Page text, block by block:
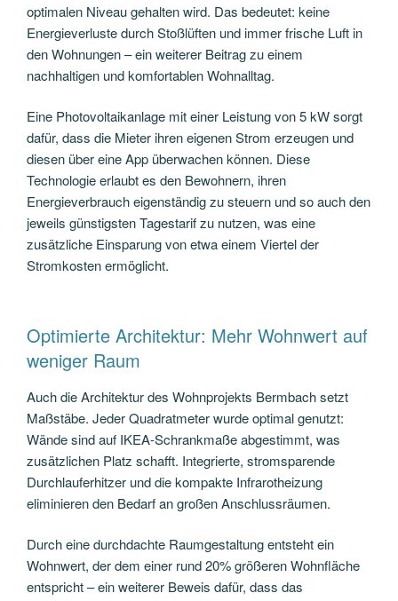
optimalen Niveau gehalten wird. Das bedeutet: keine
Energieverluste durch Stoßlüften und immer frische Luft in
den Wohnungen – ein weiterer Beitrag zu einem
nachhaltigen und komfortablen Wohnalltag.
Eine Photovoltaikanlage mit einer Leistung von 5 kW sorgt
dafür, dass die Mieter ihren eigenen Strom erzeugen und
diesen über eine App überwachen können. Diese
Technologie erlaubt es den Bewohnern, ihren
Energieverbrauch eigenständig zu steuern und so auch den
jeweils günstigsten Tagestarif zu nutzen, was eine
zusätzliche Einsparung von etwa einem Viertel der
Stromkosten ermöglicht.
Optimierte Architektur: Mehr Wohnwert auf
weniger Raum
Auch die Architektur des Wohnprojekts Bermbach setzt
Maßstäbe. Jeder Quadratmeter wurde optimal genutzt:
Wände sind auf IKEA-Schrankmaße abgestimmt, was
zusätzlichen Platz schafft. Integrierte, stromsparende
Durchlauferhitzer und die kompakte Infrarotheizung
eliminieren den Bedarf an großen Anschlussräumen.
Durch eine durchdachte Raumgestaltung entsteht ein
Wohnwert, der dem einer rund 20% größeren Wohnfläche
entspricht – ein weiterer Beweis dafür, dass das